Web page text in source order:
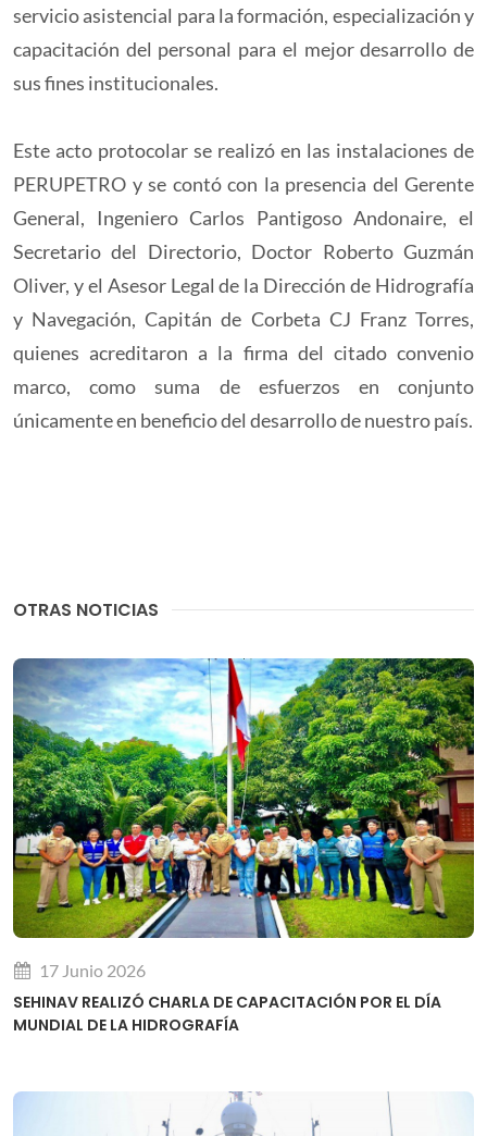
servicio asistencial para la formación, especialización y
capacitación del personal para el mejor desarrollo de
sus fines institucionales.
Este acto protocolar se realizó en las instalaciones de
PERUPETRO y se contó con la presencia del Gerente
General, Ingeniero Carlos Pantigoso Andonaire, el
Secretario del Directorio, Doctor Roberto Guzmán
Oliver, y el Asesor Legal de la Dirección de Hidrografía
y Navegación, Capitán de Corbeta CJ Franz Torres,
quienes acreditaron a la firma del citado convenio
marco, como suma de esfuerzos en conjunto
únicamente en beneficio del desarrollo de nuestro país.
OTRAS NOTICIAS
17 Junio 2026
SEHINAV REALIZÓ CHARLA DE CAPACITACIÓN POR EL DÍA
MUNDIAL DE LA HIDROGRAFÍA